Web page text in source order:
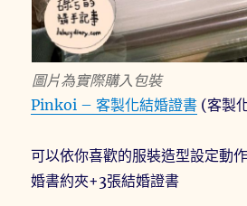
圖片為實際購入包裝
Pinkoi – 客製化結婚證書 (客製
可以依你喜歡的服裝造型設定動
婚書約夾+3張結婚證書